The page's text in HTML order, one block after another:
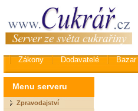
Zákony Dodavatelé Bazar
Menu serveru
Zpravodajství